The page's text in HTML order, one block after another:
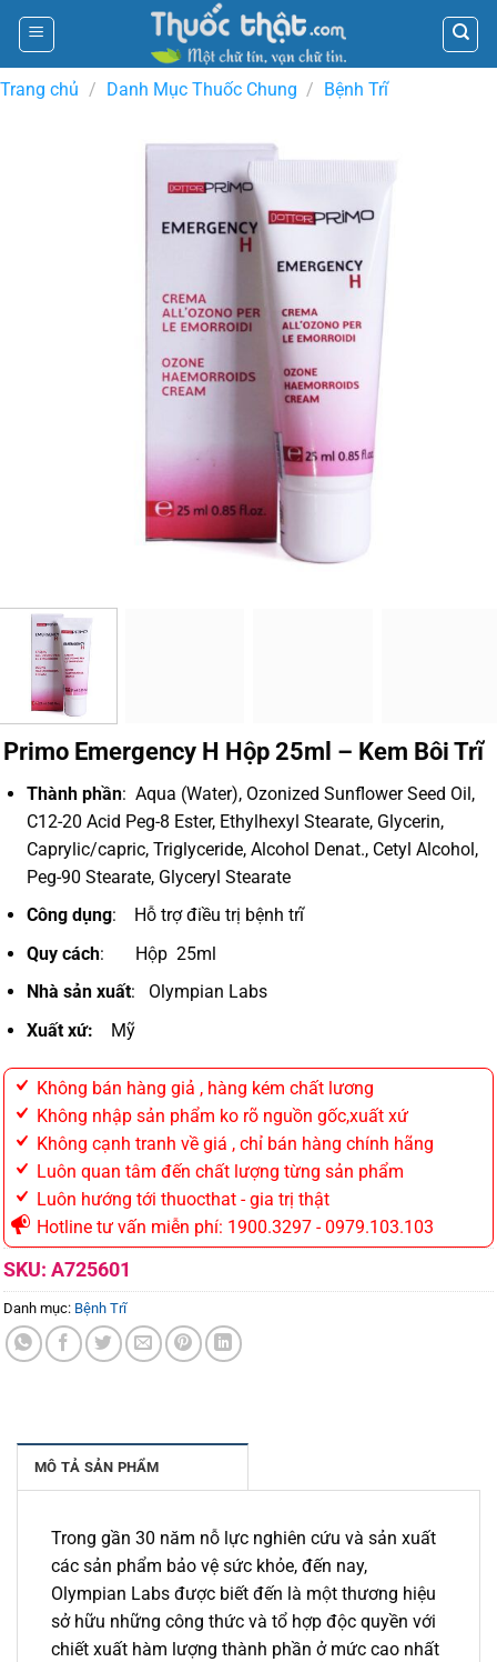
Skip
content
Trang chủ / Danh Mục Thuốc Chung / Bệnh Trĩ
Primo Emergency H Hộp 25ml – Kem Bôi Trĩ
Thành phần: Aqua (Water), Ozonized Sunflower Seed Oil,
C12-20 Acid Peg-8 Ester, Ethylhexyl Stearate, Glycerin,
Caprylic/capric, Triglyceride, Alcohol Denat., Cetyl Alcohol,
Peg-90 Stearate, Glyceryl Stearate
Công dụng: Hỗ trợ điều trị bệnh trĩ
Quy cách: Hộp 25ml
Nhà sản xuất: Olympian Labs
Xuất xứ: Mỹ
Không bán hàng giả , hàng kém chất lương
Không nhập sản phẩm ko rõ nguồn gốc,xuất xứ
Không cạnh tranh về giá , chỉ bán hàng chính hãng
Luôn quan tâm đến chất lượng từng sản phẩm
Luôn hướng tới thuocthat - gia trị thật
Hotline tư vấn miễn phí: 1900.3297 - 0979.103.103
SKU: A725601
Danh mục: Bệnh Trĩ
MÔ TẢ SẢN PHẨM
Trong gần 30 năm nỗ lực nghiên cứu và sản xuất
các sản phẩm bảo vệ sức khỏe, đến nay,
Olympian Labs được biết đến là một thương hiệu
sở hữu những công thức và tổ hợp độc quyền với
chiết xuất hàm lượng thành phần ở mức cao nhất